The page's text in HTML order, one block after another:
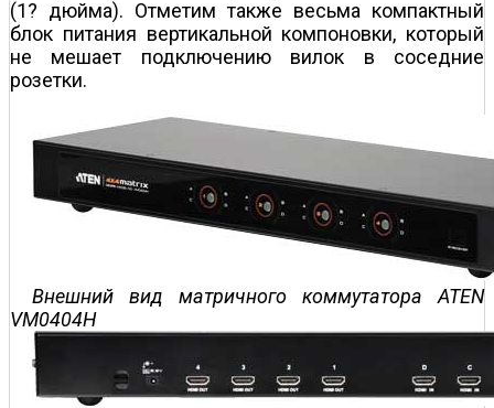
(1? дюйма). Отметим также весьма компактный
блок питания вертикальной компоновки, который
не мешает подключению вилок в соседние
розетки.
Внешний вид матричного коммутатора ATEN
VM0404H